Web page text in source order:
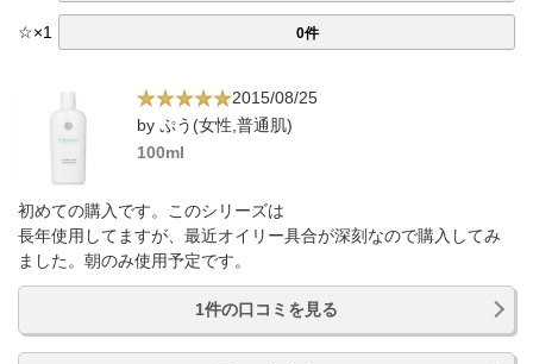
☆×1 0件
2015/08/25
by ぷう(女性,普通肌)
100ml
初めての購入です。このシリーズは
長年使用してますが、最近オイリー具合が深刻なので購入してみ
ました。朝のみ使用予定です。
1件の口コミを見る